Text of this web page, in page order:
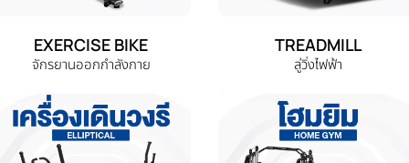
EXERCISE BIKE
จักรยานออกกำลังกาย
TREADMILL
ลู่วิ่งไฟฟ้า